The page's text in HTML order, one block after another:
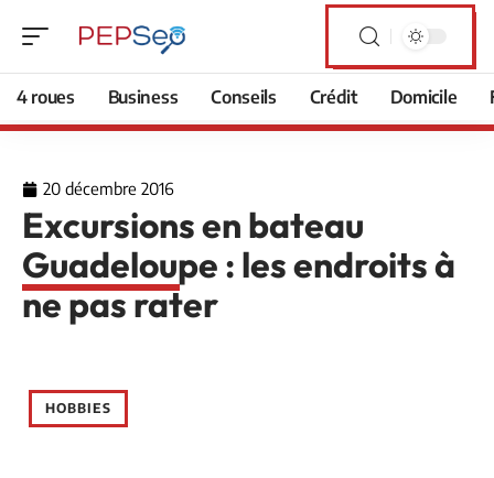
4 roues Business Conseils Crédit Domicile
20 décembre 2016
Excursions en bateau
Guadeloupe : les endroits à
ne pas rater
HOBBIES